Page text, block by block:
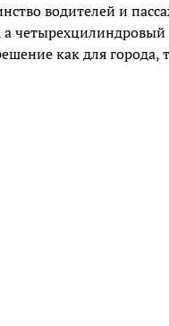
водителей и
как для города,